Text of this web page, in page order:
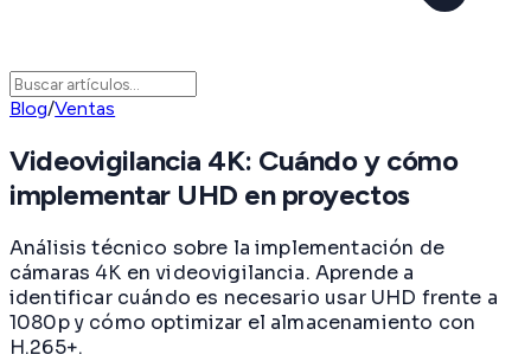
Blog/Ventas
Videovigilancia 4K: Cuándo y cómo
implementar UHD en proyectos
Análisis técnico sobre la implementación de
cámaras 4K en videovigilancia. Aprende a
identificar cuándo es necesario usar UHD frente a
1080p y cómo optimizar el almacenamiento con
H.265+.